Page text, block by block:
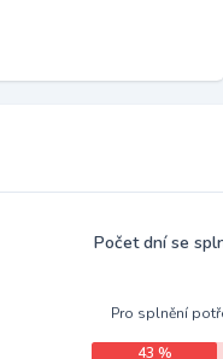
Počet dní se
Pro splnění
43 %